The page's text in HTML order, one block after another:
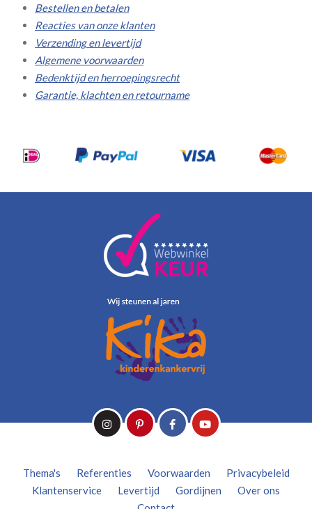
Bestellen en betalen
Reacties van onze klanten
Verzending en levertijd
Algemene voorwaarden
Bedenktijd en herroepingsrecht
Garantie, klachten en retourname
Thema's Referenties Voorwaarden
Privacybeleid
Klantenservice
Levertijd Gordijnen
Over ons